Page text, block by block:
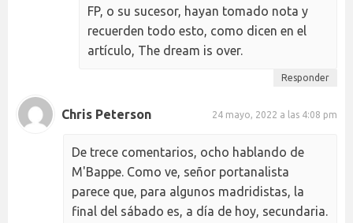
FP, o su sucesor, hayan tomado nota y
recuerden todo esto, como dicen en el
artículo, The dream is over.
Responder
Chris Peterson 24 mayo, 2022 a las 4:08 pm
De trece comentarios, ocho hablando de
M'Bappe. Como ve, señor portanalista
parece que, para algunos madridistas, la
final del sábado es, a día de hoy, secundaria.